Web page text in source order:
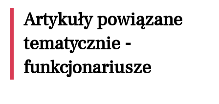
Artykuły powiązane
tematycznie -
funkcjonariusze